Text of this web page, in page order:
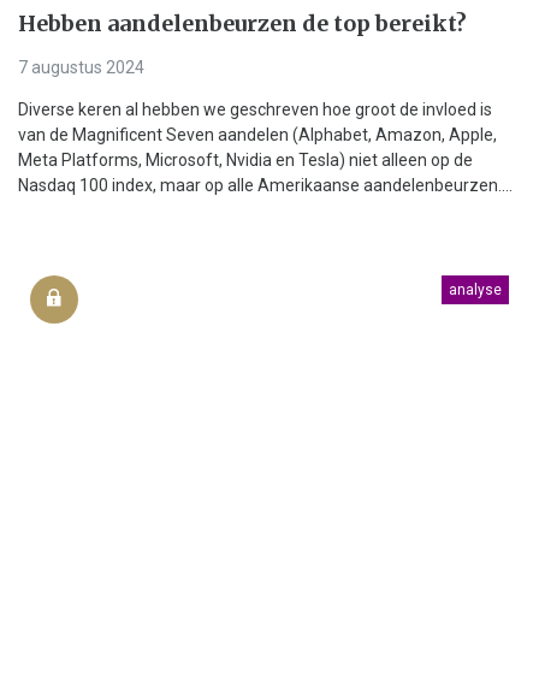
Hebben aandelenbeurzen de top bereikt?
7 augustus 2024
Diverse keren al hebben we geschreven hoe groot de invloed is
van de Magnificent Seven aandelen (Alphabet, Amazon, Apple,
Meta Platforms, Microsoft, Nvidia en Tesla) niet alleen op de
Nasdaq 100 index, maar op alle Amerikaanse aandelenbeurzen....
analyse